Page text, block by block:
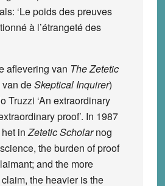
‘Le poids des preuves
à l’étrangeté des
aflevering van The Zetetic
deSkeptical Inquirer)
Truzzi ‘An extraordinary
proof’. In 1987
het inZetetic Scholarnog
the burden of proof
and the more
the heavier is the